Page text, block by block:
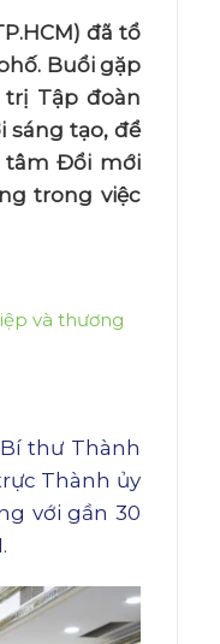
đã tổ
Buổi gặp
trị Tập đoàn
sáng tạo, để
tâm Đổi mới
trong việc
và thương
thư Thành
Thành ủy
với gần 30